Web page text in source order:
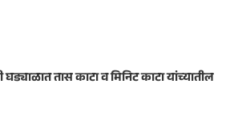
घड्याळात तास काटा व मिनिट काटा यांच्यातील